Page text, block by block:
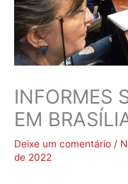
INFORMES
EM
Deixe um comentário /
de 2022